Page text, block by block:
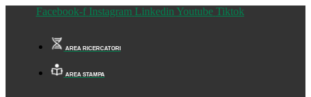
Facebook-f Instagram Linkedin Youtube Tiktok
AREA RICERCATORI
AREA STAMPA